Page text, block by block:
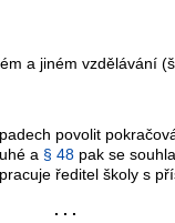
a jiném vzdělávání
povolit
a § 48 pak se
ředitel školy s
. . .